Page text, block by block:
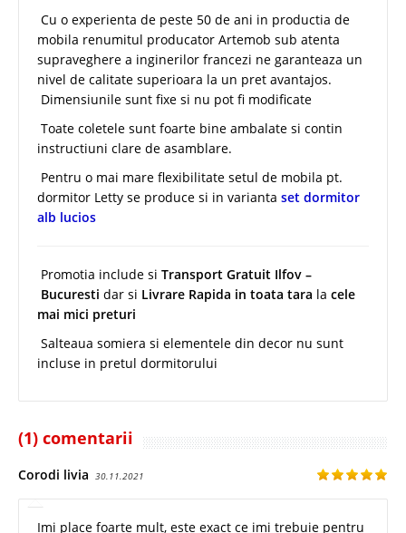
Cu o experienta de peste 50 de ani in productia de
mobila renumitul producator Artemob sub atenta
supraveghere a inginerilor francezi ne garanteaza un
nivel de calitate superioara la un pret avantajos.
Dimensiunile sunt fixe si nu pot fi modificate
Toate coletele sunt foarte bine ambalate si contin
instructiuni clare de asamblare.
Pentru o mai mare flexibilitate setul de mobila pt.
dormitor Letty se produce si in varianta set dormitor
alb lucios
Promotia include si Transport Gratuit Ilfov –
Bucuresti dar si Livrare Rapida in toata tara la cele
mai mici preturi
Salteaua somiera si elementele din decor nu sunt
incluse in pretul dormitorului
(1) comentarii
Corodi livia 30.11.2021
Imi place foarte mult, este exact ce imi trebuie pentru